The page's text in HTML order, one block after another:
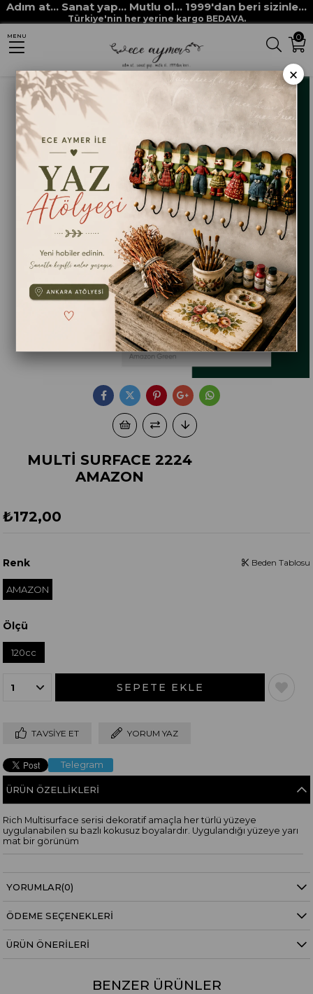
Adım at... Sanat yap... Mutlu ol... 1999'dan beri sizinle...
Türkiye'nin her yerine kargo BEDAVA.
0
MENU
Anasayfa HOBİ BOYALARI MULTİ SURFACE her yüzey boyaları
MULTİ SURFACE 2224 AMAZON
MULTİ SURFACE 2224
AMAZON
₺172,00
Renk
AMAZON
Beden Tablosu
Ölçü
120cc
TAVSIYE ET YORUM YAZ
Telegram
ÜRÜN ÖZELLIKLERI
Rich Multisurface serisi dekoratif amaçla her türlü yüzeye
uygulanabilen su bazlı kokusuz boyalardır. Uygulandığı yüzeye yarı
mat bir görünüm
YORUMLAR(0)
ÖDEME SEÇENEKLERI
ÜRÜN ÖNERILERI
BENZER ÜRÜNLER
×